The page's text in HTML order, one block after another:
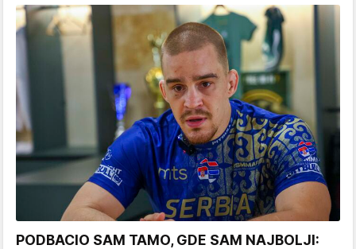
PODBACIO SAM TAMO, GDE SAM NAJBOLJI: